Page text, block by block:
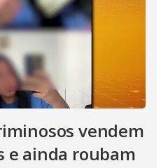
vendem
e ainda roubam